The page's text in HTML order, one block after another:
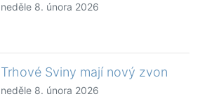
neděle 8. února 2026
Trhové Sviny mají nový zvon
neděle 8. února 2026